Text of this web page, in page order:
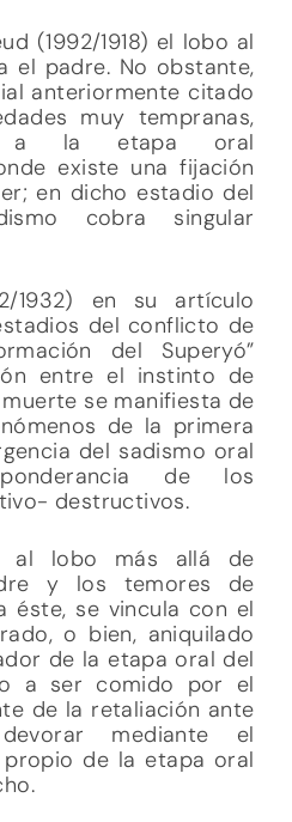
(1992/1918) el lobo al
el padre. No obstante,
anteriormente citado
muy tempranas,
a la etapa oral
existe una fijación
en dicho estadio del
cobra singular
1932) en su artículo
del conflicto de
del Superyó”
entre el instinto de
se manifiesta de
de la primera
del sadismo oral
de los
destructivos.
al lobo más allá de
y los temores de
éste, se vincula con el
o bien, aniquilado
de la etapa oral del
a ser comido por el
de la retaliación ante
mediante el
de la etapa oral